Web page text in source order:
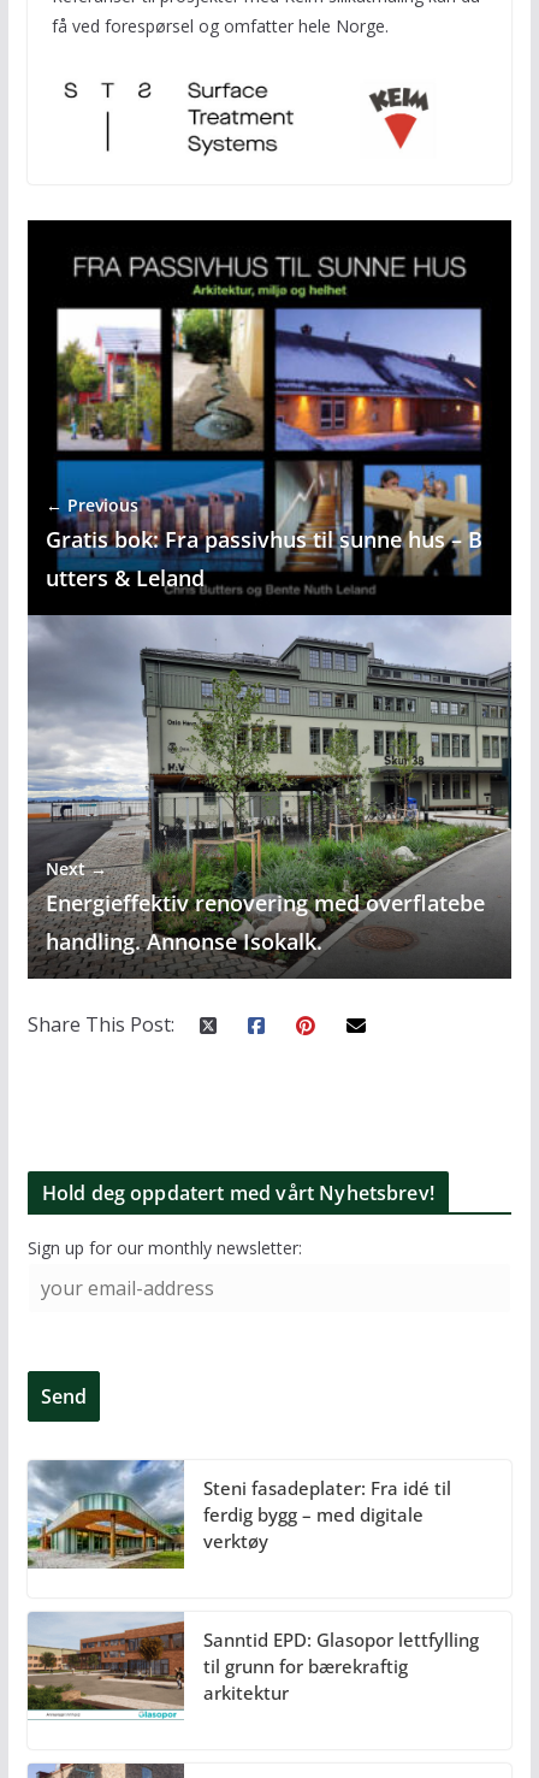
få ved forespørsel og omfatter hele Norge.
← Previous
Gratis bok: Fra passivhus til sunne hus – B
utters & Leland
Next →
Energieffektiv renovering med overflatebe
handling. Annonse Isokalk.
Share This Post:
Hold deg oppdatert med vårt Nyhetsbrev!
Sign up for our monthly newsletter:
Steni fasadeplater: Fra idé til
ferdig bygg – med digitale
verktøy
Sanntid EPD: Glasopor lettfylling
til grunn for bærekraftig
arkitektur